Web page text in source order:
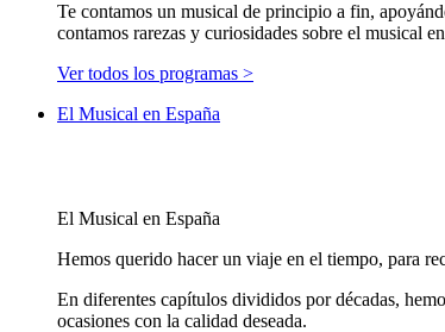
Te contamos un musical de principio a fin,
contamos rarezas y curiosidades sobre el musical
Ver todos los programas >
El Musical en España
El Musical en España
Hemos querido hacer un viaje en el tiempo, para
En diferentes capítulos divididos por décadas,
ocasiones con la calidad deseada.